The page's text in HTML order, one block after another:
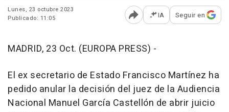
Lunes, 23 octubre 2023
Publicado: 11:05
Abrir opciones para
IA Seguir en
MADRID, 23 Oct. (EUROPA PRESS) -
El ex secretario de Estado Francisco Martínez ha
pedido anular la decisión del juez de la Audiencia
Nacional Manuel García Castellón de abrir juicio